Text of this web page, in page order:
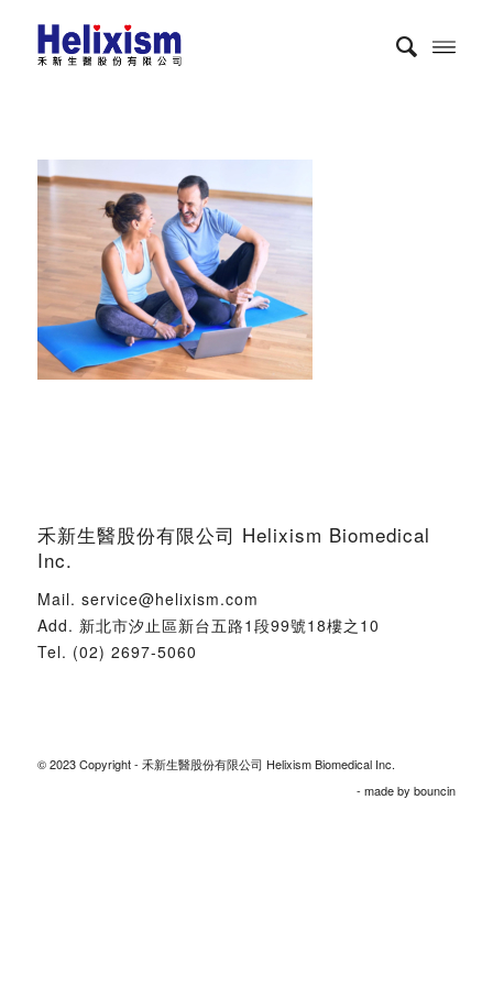
禾新生醫股份有限公司 Helixism Biomedical
Inc.
Mail. service@helixism.com
Add. 新北市汐止區新台五路1段99號18樓之10
Tel. (02) 2697-5060
© 2023 Copyright - 禾新生醫股份有限公司 Helixism Biomedical Inc.
- made bybouncin